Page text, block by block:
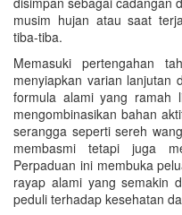
musim hujan atau saat
tiba-tiba.
Memasuki pertengahan
menyiapkan varian lanjutan
formula alami yang ramah
mengombinasikan bahan
serangga seperti sereh
membasmi tetapi juga
Perpaduan ini membuka
rayap alami yang semakin
peduli terhadap kesehatan